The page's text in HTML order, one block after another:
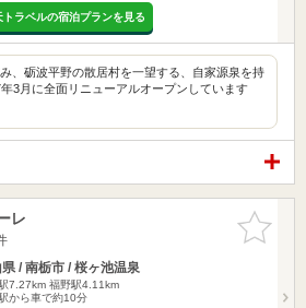
トラベルの宿泊プランを見る
、砺波平野の散居村を一望する、自家源泉を持
3月に全面リニューアルオープンしています
お気に入
りに追加
レ
/ 南栃市 / 桜ヶ池温泉
7.27km 福野駅4.11km
から車で約10分